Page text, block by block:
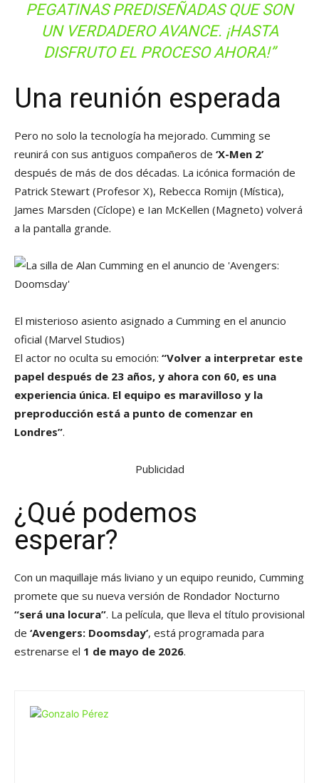
PEGATINAS PREDISEÑADAS QUE SON
UN VERDADERO AVANCE. ¡HASTA
DISFRUTO EL PROCESO AHORA!”
Una reunión esperada
Pero no solo la tecnología ha mejorado. Cumming se
reunirá con sus antiguos compañeros de ‘X-Men 2’
después de más de dos décadas. La icónica formación de
Patrick Stewart (Profesor X), Rebecca Romijn (Mística),
James Marsden (Cíclope) e Ian McKellen (Magneto) volverá
a la pantalla grande.
El misterioso asiento asignado a Cumming en el anuncio
oficial (Marvel Studios)
El actor no oculta su emoción: “Volver a interpretar este
papel después de 23 años, y ahora con 60, es una
experiencia única. El equipo es maravilloso y la
preproducción está a punto de comenzar en
Londres”.
Publicidad
¿Qué podemos
esperar?
Con un maquillaje más liviano y un equipo reunido, Cumming
promete que su nueva versión de Rondador Nocturno
“será una locura”. La película, que lleva el título provisional
de ‘Avengers: Doomsday’, está programada para
estrenarse el 1 de mayo de 2026.